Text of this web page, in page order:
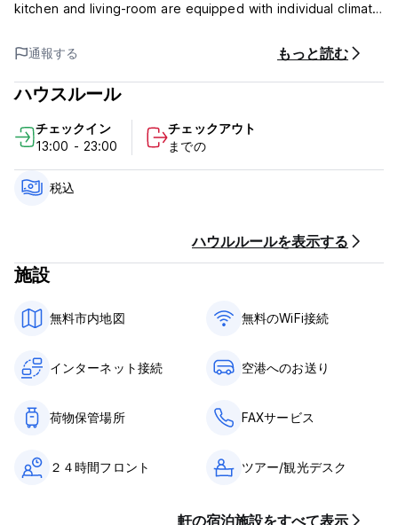
kitchen and living-room are equipped with individual climate
They are furnished with a large working desk and an
executive chair, a living area with a comfortable sofa,
dressing-table, minibar, china cabinet dresser, kitchen
cupboard, wardrobe with hangers in each apartment,
separate shower stall and bathtub, make up mirror and
separate toilet area. We can provide an iron and ironing
board upon request. The kitchen is fully equipped with
everything what you need to fix a delicious meal.
1).Our check in time is after 1pm and check out before 12
Requirements for late check-in after 6:00pm please inform
2).If cancelled up to 3 days before the date of arrival, no
fee will be charged.
be charged.
3).Surcharge of 3% is charged for payments by Master
4)Free internet in rooms and lobby; wifi
通報する もっと読む
ハウスルール
チェックイン
13:00 - 23:00
チェックアウト
までの
税込
ハウルルールを表示する
施設
無料市内地図 無料のWiFi接続
インターネット接続 空港へのお送り
荷物保管場所 FAXサービス
２４時間フロント ツアー/観光デスク
軒の宿泊施設をすべて表示